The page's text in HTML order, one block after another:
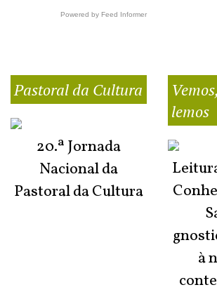
Powered by Feed Informer
Pastoral da Cultura
20.ª Jornada
Nacional da
Pastoral da Cultura
lemos
à